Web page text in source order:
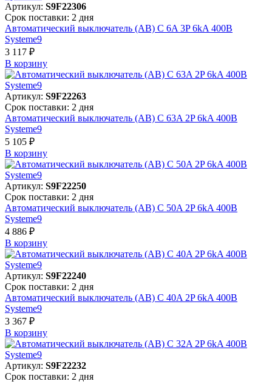
Артикул: S9F22306
Срок поставки: 2 дня
Автоматический выключатель (АВ) C 6A 3P 6kA 400В
Systeme9
3 117 ₽
В корзинy
Артикул: S9F22263
Срок поставки: 2 дня
Автоматический выключатель (АВ) C 63A 2P 6kA 400В
Systeme9
5 105 ₽
В корзинy
Артикул: S9F22250
Срок поставки: 2 дня
Автоматический выключатель (АВ) C 50A 2P 6kA 400В
Systeme9
4 886 ₽
В корзинy
Артикул: S9F22240
Срок поставки: 2 дня
Автоматический выключатель (АВ) C 40A 2P 6kA 400В
Systeme9
3 367 ₽
В корзинy
Артикул: S9F22232
Срок поставки: 2 дня